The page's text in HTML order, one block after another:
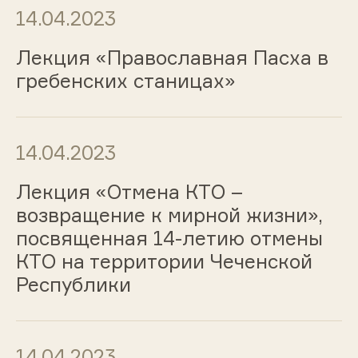
14.04.2023
Лекция «Православная Пасха в
гребенских станицах»
14.04.2023
Лекция «Отмена КТО –
возвращение к мирной жизни»,
посвященная 14-летию отмены
КТО на территории Чеченской
Республики